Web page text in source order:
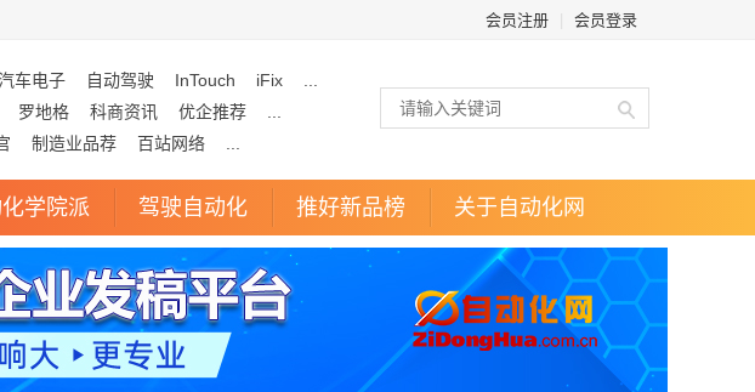
会员注册 会员登录
车电子 自动驾驶 InTouch iFix
罗地格 科商资讯 优企推荐
制造业品荐 百站网络
化学院派 驾驶自动化 推好新品榜 关于自动化网